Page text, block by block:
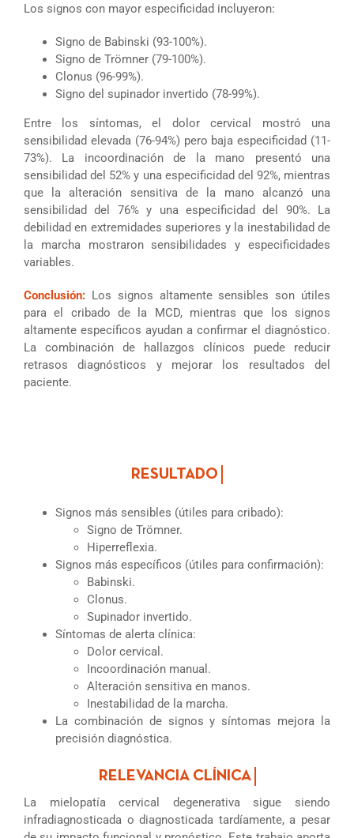
Los signos con mayor especificidad incluyeron:
Signo de Babinski (93-100%).
Signo de Trömner (79-100%).
Clonus (96-99%).
Signo del supinador invertido (78-99%).
Entre los síntomas, el dolor cervical mostró una
sensibilidad elevada (76-94%) pero baja especificidad (11-
73%). La incoordinación de la mano presentó una
sensibilidad del 52% y una especificidad del 92%, mientras
que la alteración sensitiva de la mano alcanzó una
sensibilidad del 76% y una especificidad del 90%. La
debilidad en extremidades superiores y la inestabilidad de
la marcha mostraron sensibilidades y especificidades
variables.
Conclusión:Los signos altamente sensibles son útiles
para el cribado de la MCD, mientras que los signos
altamente específicos ayudan a confirmar el diagnóstico.
La combinación de hallazgos clínicos puede reducir
retrasos diagnósticos y mejorar los resultados del
paciente.
Signos más sensibles (útiles para cribado):
Signo de Trömner.
Hiperreflexia.
Signos más específicos (útiles para confirmación):
Babinski.
Clonus.
Supinador invertido.
Síntomas de alerta clínica:
Dolor cervical.
Incoordinación manual.
Alteración sensitiva en manos.
Inestabilidad de la marcha.
La combinación de signos y síntomas mejora la
precisión diagnóstica.
La mielopatía cervical degenerativa sigue siendo
infradiagnosticada o diagnosticada tardíamente, a pesar